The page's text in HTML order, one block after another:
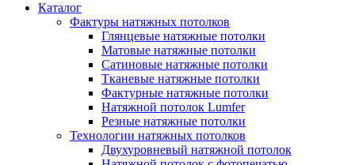
Каталог
Фактуры натяжных потолков
Глянцевые натяжные потолки
Матовые натяжные потолки
Сатиновые натяжные потолки
Тканевые натяжные потолки
Фактурные натяжные потолки
Натяжной потолок Lumfer
Резные натяжные потолки
Технологии натяжных потолков
Двухуровневый натяжной потолок